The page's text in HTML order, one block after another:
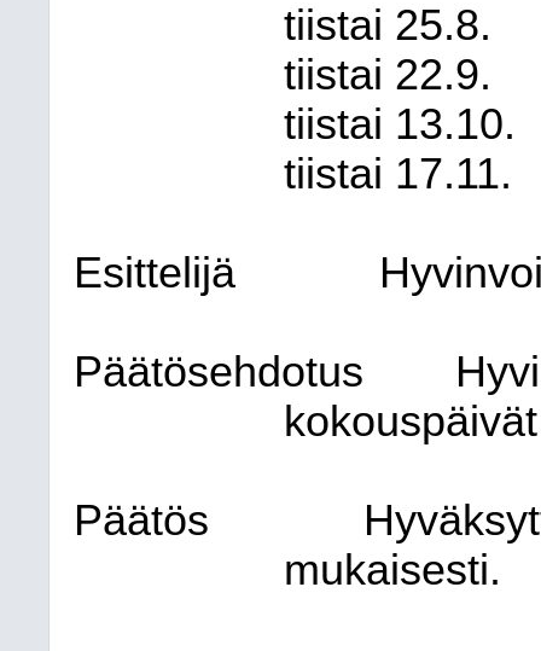
tiistai 25.8.
tiistai 22.9.
tiistai 13.10.
tiistai 17.11.
Esittelijä
Päätösehdotus
Päätös
mukaisesti.